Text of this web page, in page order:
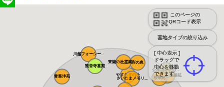
このページの
QRコード表示
墓地タイプの絞り込み
[ 中心表示 ]
ドラッグで
中心を移動
できます
彩の恵
やすらぎの杜
さいたまメモリ...
メモリアルパー...
川越フォーシー...
観音寺墓苑
青葉浄苑 さぎ山聖地墓苑
公営 さいたま...
東陽の杜霊園 ...
桜華苑